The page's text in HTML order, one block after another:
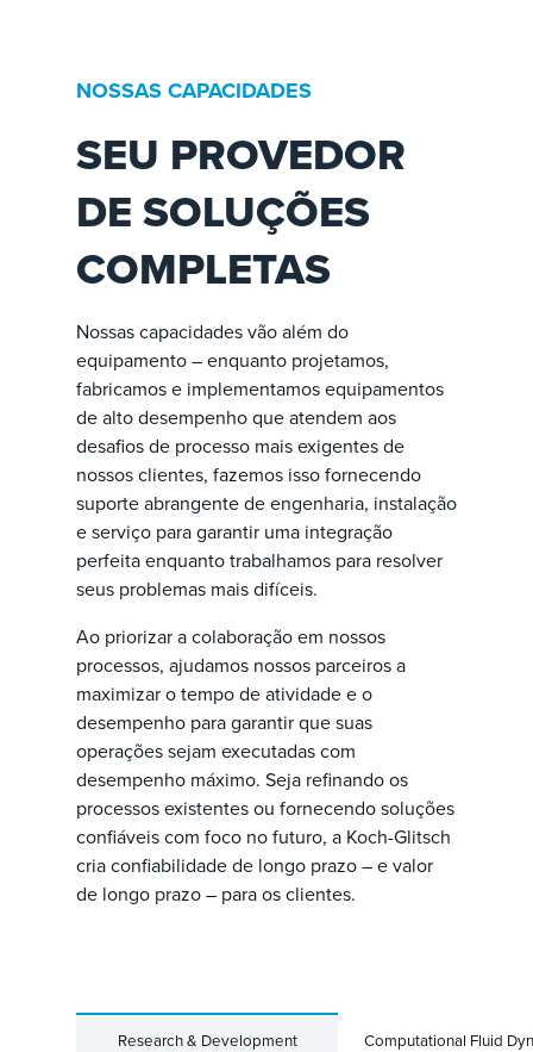
NOSSAS CAPACIDADES
SEU PROVEDOR
DE SOLUÇÕES
COMPLETAS
Nossas capacidades vão além do
equipamento – enquanto projetamos,
fabricamos e implementamos equipamentos
de alto desempenho que atendem aos
desafios de processo mais exigentes de
nossos clientes, fazemos isso fornecendo
suporte abrangente de engenharia, instalação
e serviço para garantir uma integração
perfeita enquanto trabalhamos para resolver
seus problemas mais difíceis.
Ao priorizar a colaboração em nossos
processos, ajudamos nossos parceiros a
maximizar o tempo de atividade e o
desempenho para garantir que suas
operações sejam executadas com
desempenho máximo. Seja refinando os
processos existentes ou fornecendo soluções
confiáveis com foco no futuro, a Koch-Glitsch
cria confiabilidade de longo prazo – e valor
de longo prazo – para os clientes.
Research & Development Computational Fluid